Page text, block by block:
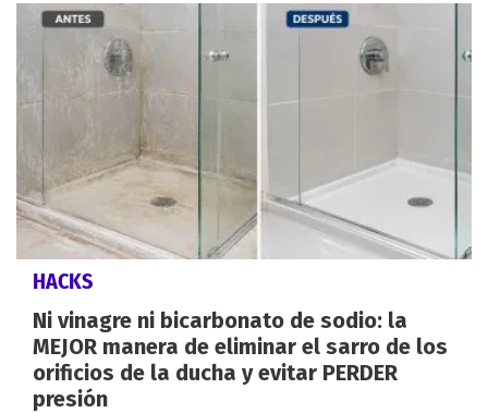
HACKS
Ni vinagre ni bicarbonato de sodio: la
MEJOR manera de eliminar el sarro de los
orificios de la ducha y evitar PERDER
presión